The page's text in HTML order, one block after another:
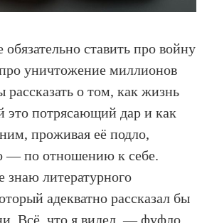
ставить про войну
уничтожение миллионов
рассказать о том, как жизнь
это потрясающий дар и как
проживая её подло,
— по отношению к себе.
знаю литературного
адекватно рассказал бы
Всё, что я видел, — фуфло,